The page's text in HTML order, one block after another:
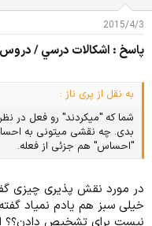
ت
:
2015/4/3
پاسخ : اشكالات درسي /
به نقل از پری ناز :
شما که "میکردند" رو فعل در
بدی. چه نقشی میتونی به
"احساس" هم جزئی از فعله.
در مورد نقش پذیری چیزی
خیلی سبز هم یادم نمیاد